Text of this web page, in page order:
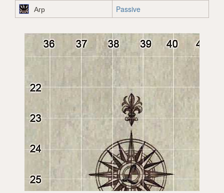
Агр
Passive